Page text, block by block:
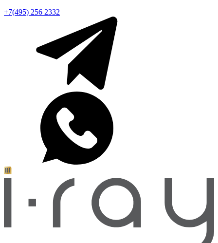
+7(495) 256 2332